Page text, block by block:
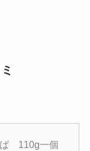
ば 110g一個